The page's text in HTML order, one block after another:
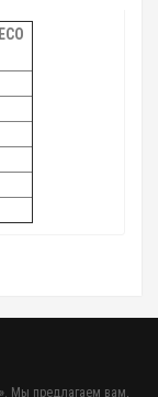
Мы предлагаем вам,